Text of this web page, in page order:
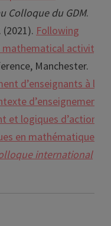
Colloque du GDM.
(2021). Following
activity
Manchester.
d’enseignants à la
d’enseignement
et logiques d’action
en mathématiques
international